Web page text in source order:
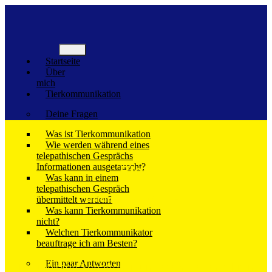
Startseite
Über
mich
Tierkommunikation
Deine Fragen
Was ist Tierkommunikation
Wie werden während eines
telepathischen Gesprächs
Informationen ausgetauscht?
Was kann in einem
telepathischen Gespräch
übermittelt werden?
Was kann Tierkommunikation
nicht?
Welchen Tierkommunikator
beauftrage ich am Besten?
Ein paar Antworten
Blog
und Goldpfötchen
Die meisten Schatten in unserem Leben rühren